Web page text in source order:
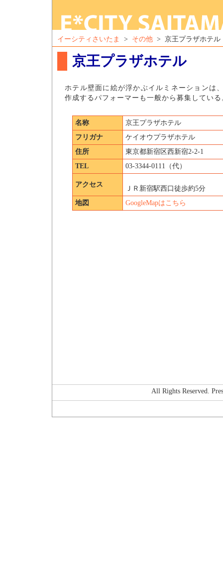
イーシティさいたま > その他 > 京王プラザホテル
京王プラザホテル
ホテル壁面に絵が浮かぶイルミネーションは
作成するパフォーマーも一般から募集している
名称
京王プラザホテル
フリガナ
ケイオウプラザホテル
住所
東京都新宿区西新宿2-2-1
TEL
03-3344-0111（代）
アクセス
ＪＲ新宿駅西口徒歩約5分
地図
GoogleMapはこちら
All Rights Reserved.